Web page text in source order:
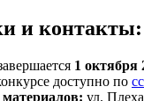
и контакты:
1 октября
доступно по
ул.